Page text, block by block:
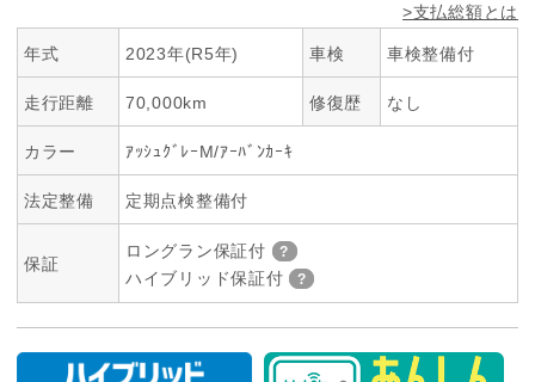
>支払総額とは
年式 2023年(R5年) 車検 車検整備付
走行距離 70,000km 修復歴 なし
カラー ｱｯｼｭｸﾞﾚｰM/ｱｰﾊﾞﾝｶｰｷ
法定整備 定期点検整備付
保証
ロングラン保証付
ハイブリッド保証付